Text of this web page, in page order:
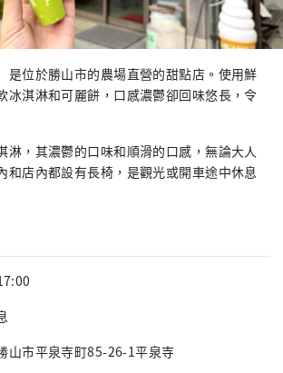
是位於勝山市的農場直營的甜點店。使用鮮
冰淇淋和可麗餅，口感濃鬱卻回味悠長，令
淋，其濃鬱的口味和順滑的口感，無論大人
和店內都設有長椅，是觀光或開車途中休息
山市平泉寺町85-26-1平泉寺